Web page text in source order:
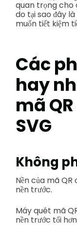
quan trọng cho
do tại sao đây
muốn tiết kiệm
Các
hay
mã
SVG
Không
Nền của mã
nền trước.
Máy quét mã
nền trước tối